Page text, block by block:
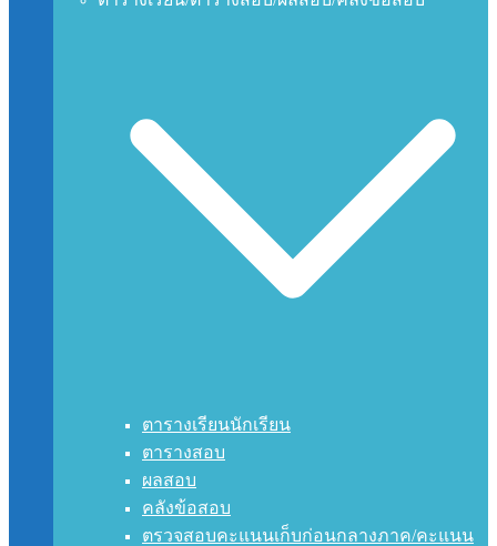
ตารางเรียนนักเรียน
ตารางสอบ
ผลสอบ
คลังข้อสอบ
ตรวจสอบคะแนนเก็บก่อนกลางภาค/คะแนน